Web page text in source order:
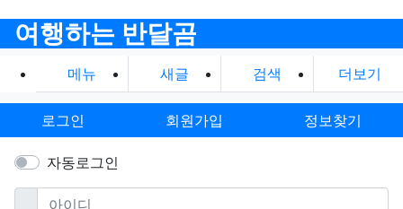
여행하는 반달곰
메뉴 새글 검색 더보기
로그인 회원가입 정보찾기
자동로그인
아이디필수